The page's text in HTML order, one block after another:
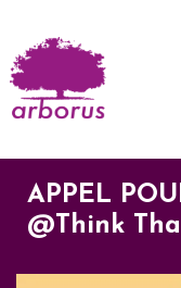
APPEL
@Think